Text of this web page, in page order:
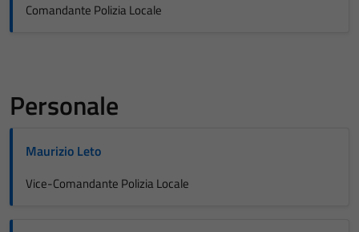
Comandante Polizia Locale
Personale
Maurizio Leto
Vice-Comandante Polizia Locale